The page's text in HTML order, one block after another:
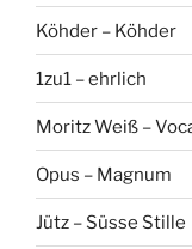
Köhder – Köhder
1zu1 – ehrlich
Moritz Weiß –
Opus – Magnum
Jütz – Süsse Stille